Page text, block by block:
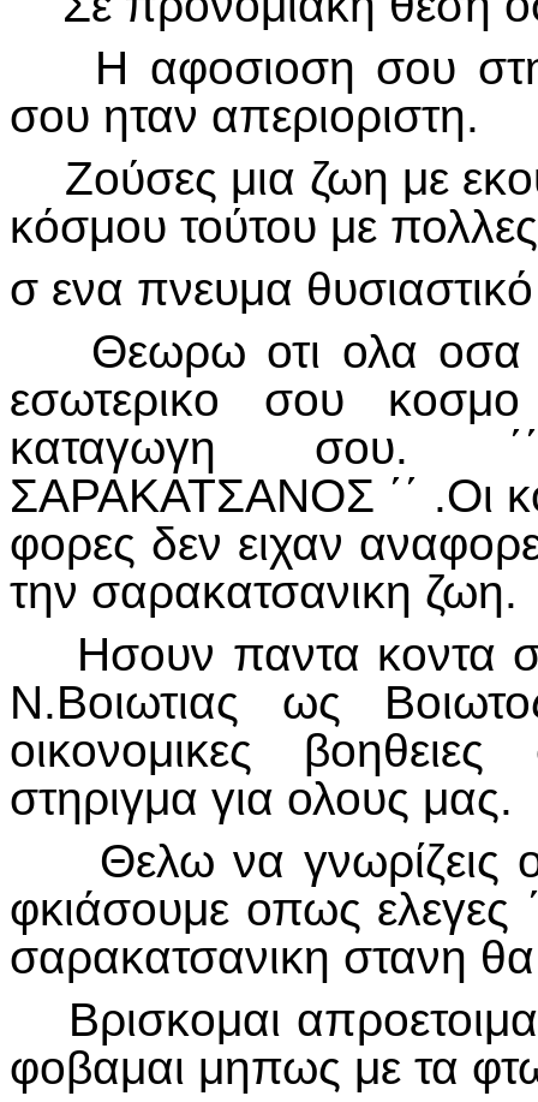
Η αφοσιοση σου στην
σου ηταν απεριοριστη.
Ζούσες μια ζωη με
κόσμου τούτου με
σ ενα πνευμα
Θεωρω οτι ολα οσα
εσωτερικο σου
καταγωγη σου.
ΣΑΡΑΚΑΤΣΑΝΟΣ ΄΄ .Οι
φορες δεν ειχαν
την σαρακατσανικη ζωη.
Ησουν παντα κοντα
Ν.Βοιωτιας ως
οικονομικες
στηριγμα για ολους μας.
Θελω να γνωρίζεις
φκιάσουμε οπως ελεγες
σαρακατσανικη στανη θα
Βρισκομαι
φοβαμαι μηπως με τα